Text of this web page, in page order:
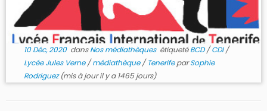
10 Déc, 2020dansNos médiathèques étiquetéBCD/CDI/
Lycée Jules Verne/médiathèque/TenerifeparSophie
Rodriguez(mis à jour il y a 1465 jours)